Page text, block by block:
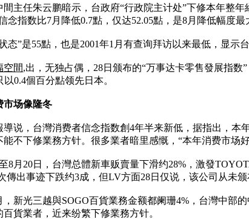
主任朱云鹏暗示，台政府“行政院主计处”下修本年整
念指数比7月降低0.7點，仅达52.05點，是8月降低幅度最
态”是55點，也是2001年1月有查询拜访以来最低，显示
空間,出，无独占偶，28日颁布的“万事达卡零售發展指数
0.4個百分點领先日本。
市场像隆冬
導说，台灣消费者信念指数創4年半来新低，据指出，
不下修業務方针。很多業者暗里感慨，“本年消费市场好
8月20日，台灣总體新車贩賣量下滑约28%，激發
傳出事迹下跌约3成，但LV方面28日仅说，该公司从未颁
，新光三越與SOGO百貨業務金额都阑珊4%，台灣中部
貨業者，近来纷繁下修業務方针。